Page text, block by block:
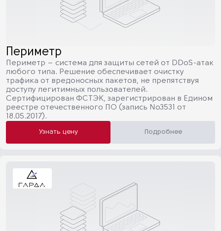
Периметр
Периметр – система для защиты сетей от DDoS-атак
любого типа. Решение обеспечивает очистку
трафика от вредоносных пакетов, не препятствуя
доступу легитимных пользователей.
Сертифицирован ФСТЭК, зарегистрирован в Едином
реестре отечественного ПО (запись №3531 от
18.05.2017).
Узнать цену Подробнее